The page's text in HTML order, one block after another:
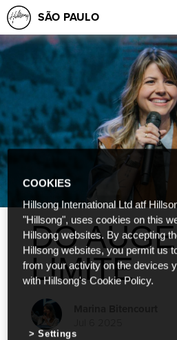
SÃO PAULO
DO
LIMITE
COOKIES
Hillsong International Ltd atf
"Hillsong", uses cookies on this
Hillsong websites. By accepting
Hillsong websites, you permit us
from your activity on the devices
with Hillsong's Cookie Policy.
Settings